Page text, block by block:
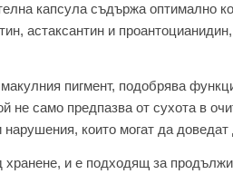
капсула съдържа оптимално
астаксантин и
пигмент, подобрява
не само предпазва от сухота в
които могат да доведат
хранене, и е подходящ за